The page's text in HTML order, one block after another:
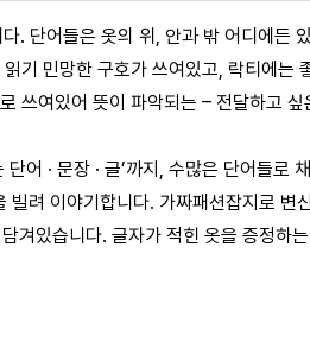
. 단어들은 옷의 위, 안과 밖 어디에든
기 민망한 구호가 쓰여있고, 락티에는
쓰여있어 뜻이 파악되는 – 전달하고
단어 · 문장 · 글’까지, 수많은 단어들로
려 이야기합니다. 가짜패션잡지로 변
겨있습니다. 글자가 적힌 옷을 증정하